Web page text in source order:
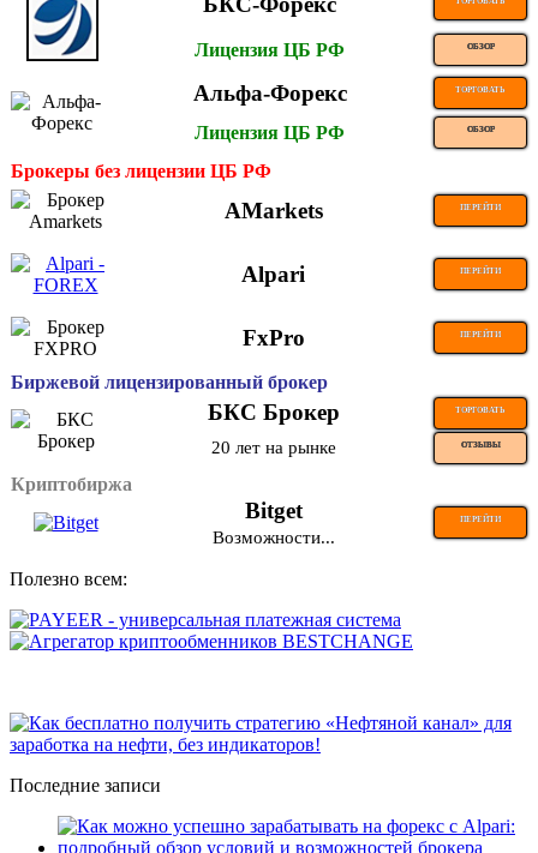
Лицензия ЦБ РФ ОБЗОР
Альфа-Форекс ТОРГОВАТЬ
Лицензия ЦБ РФ ОБЗОР
Брокеры без лицензии ЦБ РФ
AMarkets ПЕРЕЙТИ
Alpari ПЕРЕЙТИ
FxPro ПЕРЕЙТИ
Биржевой лицензированный брокер
БКС Брокер ТОРГОВАТЬ
20 лет на рынке ОТЗЫВЫ
Криптобиржа
Bitget ПЕРЕЙТИ
Возможности...
Полезно всем:
Последние записи